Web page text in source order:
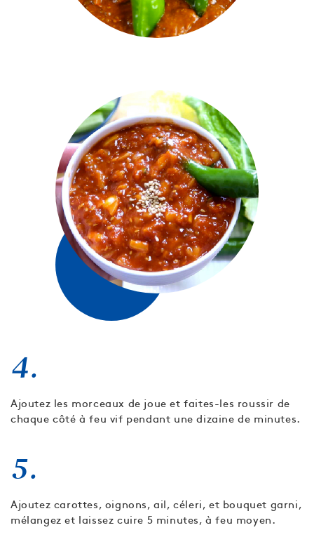
4.
Ajoutez les morceaux de joue et faites-les roussir de
chaque côté à feu vif pendant une dizaine de minutes.
5.
Ajoutez carottes, oignons, ail, céleri, et bouquet garni,
mélangez et laissez cuire 5 minutes, à feu moyen.